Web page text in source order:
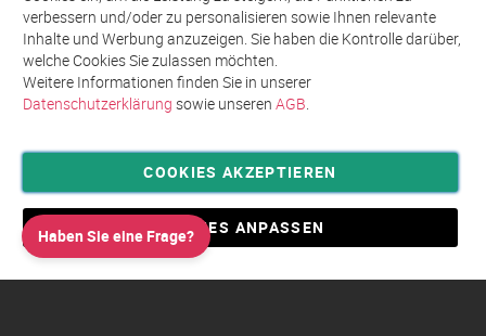
an:
Privatsphäre und Datenschutz
Allgemeine Geschäftsbedingungen AGB
Impressum
verbessern und/oder zu personalisieren sowie Ihnen relevante
Inhalte und Werbung anzuzeigen. Sie haben die Kontrolle darüber,
welche Cookies Sie zulassen möchten.
Weitere Informationen finden Sie in unserer
Datenschutzerklärung sowie unseren AGB.
COOKIES AKZEPTIEREN
COOKIES ANPASSEN
Haben Sie eine Frage?